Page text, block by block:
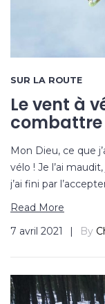
SUR LA ROUTE
Le vent à
combattre
Mon Dieu, ce que
vélo ! Je l’ai
j’ai fini par
Read More
7 avril 2021
By